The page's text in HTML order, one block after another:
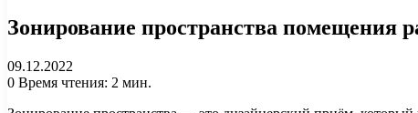
Зонирование пространства помещения
09.12.2022
0 Время чтения: 2 мин.